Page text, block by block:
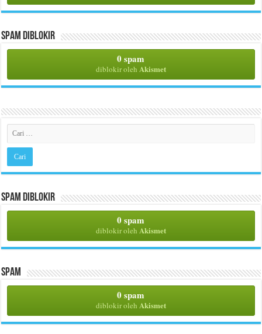
Spam Diblokir
0 spam
diblokir oleh Akismet
Spam Diblokir
0 spam
diblokir oleh Akismet
Spam
0 spam
diblokir oleh Akismet